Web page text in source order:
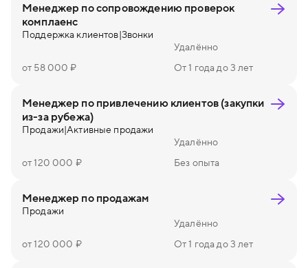
Менеджер по сопровождению проверок
комплаенс
Поддержка клиентов|Звонки
Удалённо
от 58 000 ₽
От 1 года до 3 лет
Менеджер по привлечению клиентов (закупки
из-за рубежа)
Продажи|Активные продажи
Удалённо
от 120 000 ₽
Без опыта
Менеджер по продажам
Продажи
Удалённо
от 120 000 ₽
От 1 года до 3 лет